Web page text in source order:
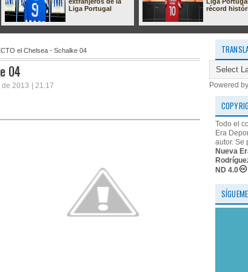
Liga Portugal
récord
el Chelsea - Schalke 04
04
2013 | 21:17 Powered
Todo el
Era
autor. Se
Nueva
ND 4.0